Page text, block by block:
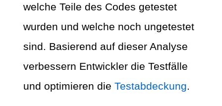
welche Teile des Codes getestet
wurden und welche noch ungetestet
sind. Basierend auf dieser Analyse
verbessern Entwickler die Testfälle
und optimieren die Testabdeckung.